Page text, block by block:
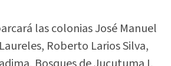
las colonias José Manuel
Roberto Larios Silva,